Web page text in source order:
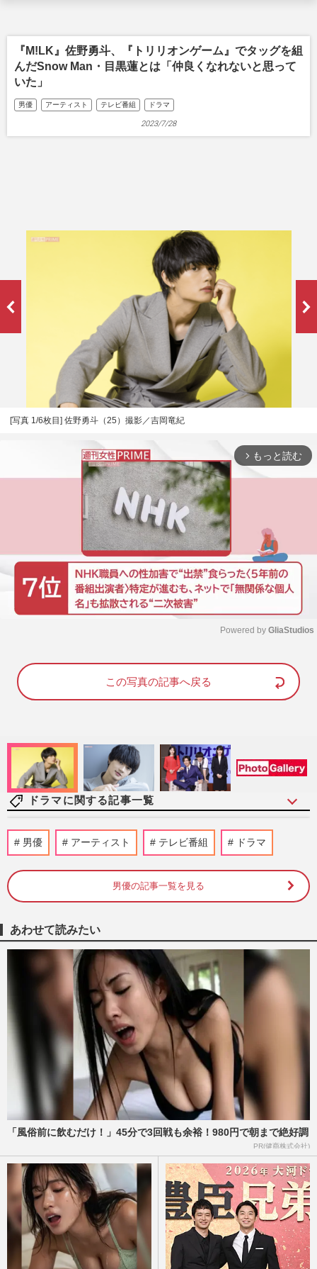
『M!LK』佐野勇斗、『トリリオンゲーム』でタッグを組
んだSnow Man・目黒蓮とは「仲良くなれないと思って
いた」
男優 アーティスト テレビ番組 ドラマ
2023/7/28
[写真 1/6枚目] 佐野勇斗（25）撮影／吉岡竜紀
arrow_forward_ios もっと読む
e
Powered by GliaStudios
この写真の記事へ戻る
ドラマに関する記事一覧
《堺雅人のドラマ「当たり役」ランキン
グ》新シーズン開始の『VIVANT』を抑え
週刊女性2026年8月11日号 2時間前
秘密組織“別班”はフィクション？専門家は
「工作活動は必要」リアル…
週刊女性2026年8月18日・25日号 2026/8/9
TBS日曜劇場『VIVANT』、県内各地でロ
ケが行われた岐阜県がカギを握る？聖地巡
礼の注意点を岐阜県観光企画…
週刊女性PRIME
ニトリの「Nクールおじさん」清水伸が朝
ドラ『風、薫る』だけじゃな『マイ・フィ
クション』『告白』で怪演…
週刊女性PRIME 2026/8/8
蒼井優主演・TBSドラマ『Tシャツが乾く
まで』が激バズリ中「“考察ドラマ”とは一
線を画している」散りばめ…
週刊女性2026年8月18日・25日号 2026/8/7
男優 アーティスト テレビ番組 ドラマ
男優の記事一覧を見る
あわせて読みたい
「風俗前に飲むだけ！」45分で3回戦も余裕！980円で朝まで絶好調
PR(健商株式会社)